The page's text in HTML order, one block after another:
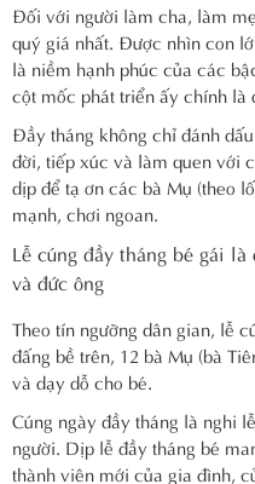
Đối với người làm cha, làm
quý giá nhất. Được nhìn con
là niềm hạnh phúc của các
cột mốc phát triển ấy chính là
Đầy tháng không chỉ đánh
đời, tiếp xúc và làm quen với
dịp để tạ ơn các bà Mụ (theo
mạnh, chơi ngoan.
Lễ cúng đầy tháng bé gái
và đức ông
Theo tín ngưỡng dân gian, lễ
đấng bề trên, 12 bà Mụ (bà
và dạy dỗ cho bé.
Cúng ngày đầy tháng là nghi
người. Dịp lễ đầy tháng bé
thành viên mới của gia đình,